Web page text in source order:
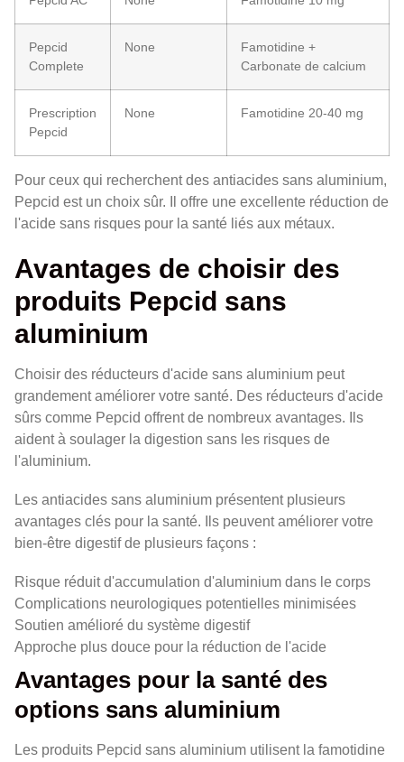
Pepcid
Complete
None
Famotidine +
Carbonate de calcium
Prescription
Pepcid
None Famotidine 20-40 mg
Pour ceux qui recherchent des antiacides sans aluminium,
Pepcid est un choix sûr. Il offre une excellente réduction de
l'acide sans risques pour la santé liés aux métaux.
Avantages de choisir des
produits Pepcid sans
aluminium
Choisir des réducteurs d'acide sans aluminium peut
grandement améliorer votre santé. Des réducteurs d'acide
sûrs comme Pepcid offrent de nombreux avantages. Ils
aident à soulager la digestion sans les risques de
l'aluminium.
Les antiacides sans aluminium présentent plusieurs
avantages clés pour la santé. Ils peuvent améliorer votre
bien-être digestif de plusieurs façons :
Risque réduit d'accumulation d'aluminium dans le corps
Complications neurologiques potentielles minimisées
Soutien amélioré du système digestif
Approche plus douce pour la réduction de l'acide
Avantages pour la santé des
options sans aluminium
Les produits Pepcid sans aluminium utilisent la famotidine